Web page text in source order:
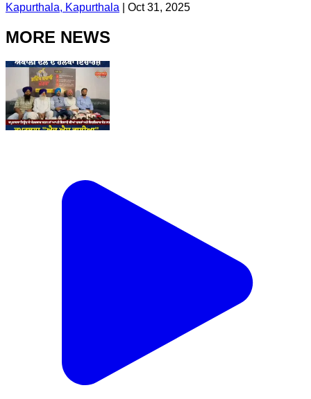
Kapurthala, Kapurthala Oct 31, 2025
MORE NEWS